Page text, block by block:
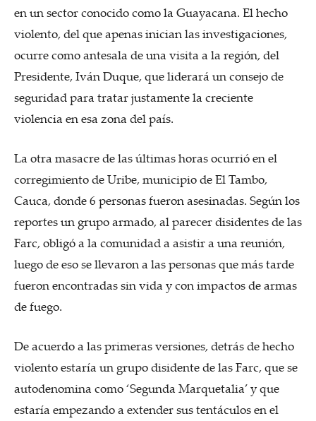
en un sector conocido como la Guayacana. El hecho
violento, del que apenas inician las investigaciones,
ocurre como antesala de una visita a la región, del
Presidente, Iván Duque, que liderará un consejo de
seguridad para tratar justamente la creciente
violencia en esa zona del país.
La otra masacre de las últimas horas ocurrió en el
corregimiento de Uribe, municipio de El Tambo,
Cauca, donde 6 personas fueron asesinadas. Según los
reportes un grupo armado, al parecer disidentes de las
Farc, obligó a la comunidad a asistir a una reunión,
luego de eso se llevaron a las personas que más tarde
fueron encontradas sin vida y con impactos de armas
de fuego.
De acuerdo a las primeras versiones, detrás de hecho
violento estaría un grupo disidente de las Farc, que se
autodenomina como ‘Segunda Marquetalia’ y que
estaría empezando a extender sus tentáculos en el